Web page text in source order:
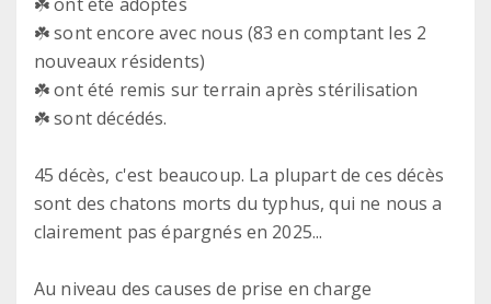
☘️ sont encore avec nous (83 en comptant les 2
nouveaux résidents)
☘️ ont été remis sur terrain après stérilisation
☘️ sont décédés.
45 décès, c'est beaucoup. La plupart de ces décès
sont des chatons morts du typhus, qui ne nous a
clairement pas épargnés en 2025...
Au niveau des causes de prise en charge